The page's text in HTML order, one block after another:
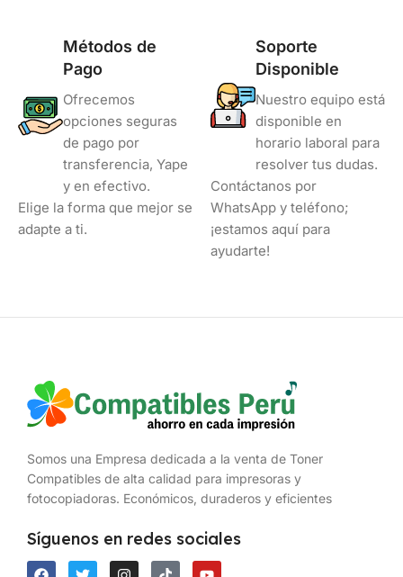
Métodos de
Pago
Ofrecemos
opciones seguras
de pago por
transferencia, Yape
y en efectivo.
Elige la forma que mejor se
adapte a ti.
Soporte
Disponible
Nuestro equipo está
disponible en
horario laboral para
resolver tus dudas.
Contáctanos por
WhatsApp y teléfono;
¡estamos aquí para
ayudarte!
Somos una Empresa dedicada a la venta de Toner
Compatibles de alta calidad para impresoras y
fotocopiadoras. Económicos, duraderos y eficientes
Síguenos en redes sociales